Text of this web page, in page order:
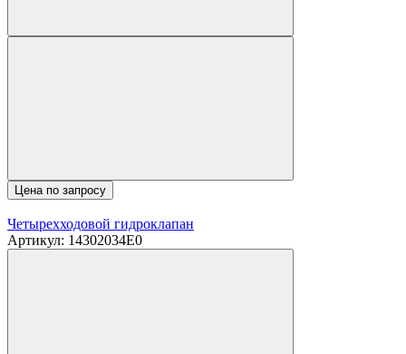
Цена по запросу
Четырехходовой гидроклапан
Артикул: 14302034E0